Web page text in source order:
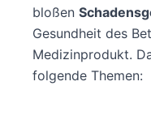
bloßen
Gesundheit des
Medizinprodukt.
folgende Themen: